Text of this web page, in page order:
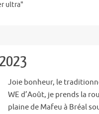
ultra"
Joie bonheur, le
WE d’Août, je prends la
plaine de Mafeu à Bréal